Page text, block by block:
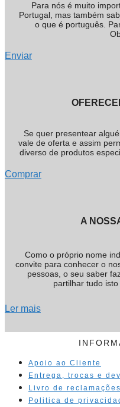
Para nós é muito
Portugal, mas também
o que é português.
Enviar
Se quer presentear
vale de oferta e assim
diverso de produtos
Comprar
A
Como o próprio nome
convite para conhecer o
pessoas, o seu saber
partilhar tudo
Ler mais
Apoio ao Cliente
Entrega, trocas e
Livro de reclamações
Politica de